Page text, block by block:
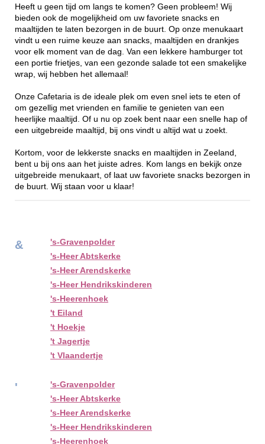
Heeft u geen tijd om langs te komen? Geen probleem! Wij
bieden ook de mogelijkheid om uw favoriete snacks en
maaltijden te laten bezorgen in de buurt. Op onze menukaart
vindt u een ruime keuze aan snacks, maaltijden en drankjes
voor elk moment van de dag. Van een lekkere hamburger tot
een portie frietjes, van een gezonde salade tot een smakelijke
wrap, wij hebben het allemaal!
Onze Cafetaria is de ideale plek om even snel iets te eten of
om gezellig met vrienden en familie te genieten van een
heerlijke maaltijd. Of u nu op zoek bent naar een snelle hap of
een uitgebreide maaltijd, bij ons vindt u altijd wat u zoekt.
Kortom, voor de lekkerste snacks en maaltijden in Zeeland,
bent u bij ons aan het juiste adres. Kom langs en bekijk onze
uitgebreide menukaart, of laat uw favoriete snacks bezorgen in
de buurt. Wij staan voor u klaar!
&
's-Gravenpolder
's-Heer Abtskerke
's-Heer Arendskerke
's-Heer Hendrikskinderen
's-Heerenhoek
't Eiland
't Hoekje
't Jagertje
't Vlaandertje
'
's-Gravenpolder
's-Heer Abtskerke
's-Heer Arendskerke
's-Heer Hendrikskinderen
's-Heerenhoek